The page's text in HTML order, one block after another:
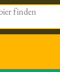
Magazin